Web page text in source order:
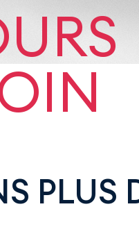
PLUS